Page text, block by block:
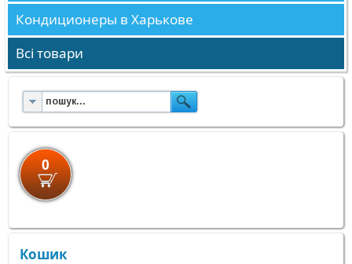
Кондиционеры в Харькове
Всі товари
0
×
×
Кошик